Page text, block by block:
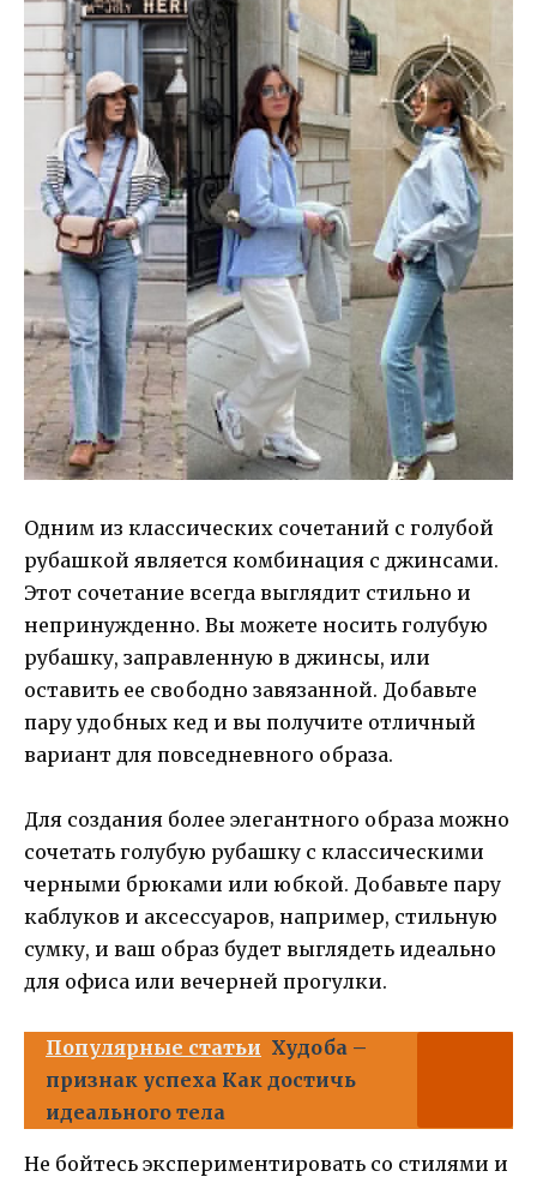
Одним из классических сочетаний с голубой
рубашкой является комбинация с джинсами.
Этот сочетание всегда выглядит стильно и
непринужденно. Вы можете носить голубую
рубашку, заправленную в джинсы, или
оставить ее свободно завязанной. Добавьте
пару удобных кед и вы получите отличный
вариант для повседневного образа.
Для создания более элегантного образа можно
сочетать голубую рубашку с классическими
черными брюками или юбкой. Добавьте пару
каблуков и аксессуаров, например, стильную
сумку, и ваш образ будет выглядеть идеально
для офиса или вечерней прогулки.
Популярные статьи Худоба –
признак успеха Как достичь
идеального тела
Не бойтесь экспериментировать со стилями и